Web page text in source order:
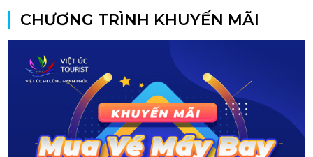
CHƯƠNG TRÌNH KHUYẾN MÃI